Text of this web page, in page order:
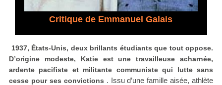
Critique de Emmanuel Galais
1937, États-Unis, deux brillants étudiants que tout oppose.
D’origine modeste, Katie est une travailleuse acharnée,
ardente pacifiste et militante communiste qui lutte sans
cesse pour ses convictions . Issu d’une famille aisée, athlète